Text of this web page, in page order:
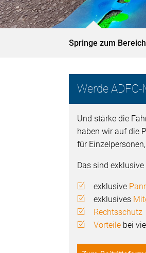
Springe zum Bereich
Werde
Und stärke die
haben wir auf die
für
Das sind
exklusive
exklusives
Rechtsschutz
Vorteile bei